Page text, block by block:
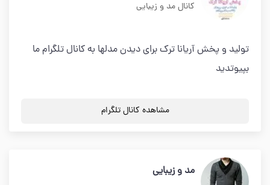
کانال مد و زیبایی
تولید و پخش آریانا ترک برای دیدن مدلها به کانال تلگرام ما
بپیوتدید
مشاهده کانال تلگرام
مد و زیبایی